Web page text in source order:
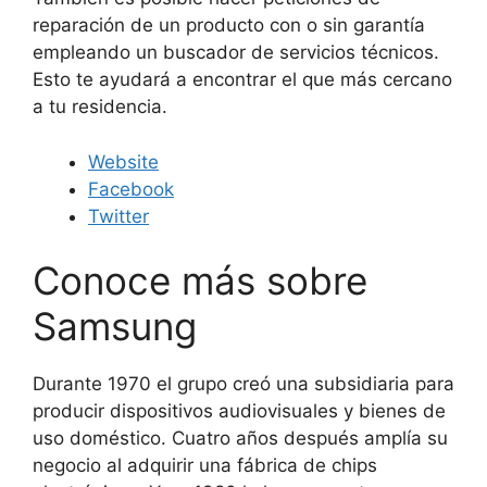
reparación de un producto con o sin garantía
empleando un buscador de servicios técnicos.
Esto te ayudará a encontrar el que más cercano
a tu residencia.
Website
Facebook
Twitter
Conoce más sobre
Samsung
Durante 1970 el grupo creó una subsidiaria para
producir dispositivos audiovisuales y bienes de
uso doméstico. Cuatro años después amplía su
negocio al adquirir una fábrica de chips